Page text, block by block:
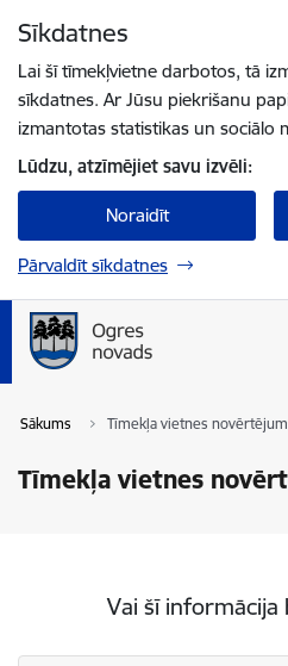
Sīkdatnes
Lai šī tīmekļvietne darbotos, tā
sīkdatnes. Ar Jūsu piekrišanu
izmantotas statistikas un sociālo
Lūdzu, atzīmējiet savu izvēli:
Noraidīt
Pārvaldīt sīkdatnes
Sākums Tīmekļa vietnes
Tīmekļa vietnes
Vai šī informācija